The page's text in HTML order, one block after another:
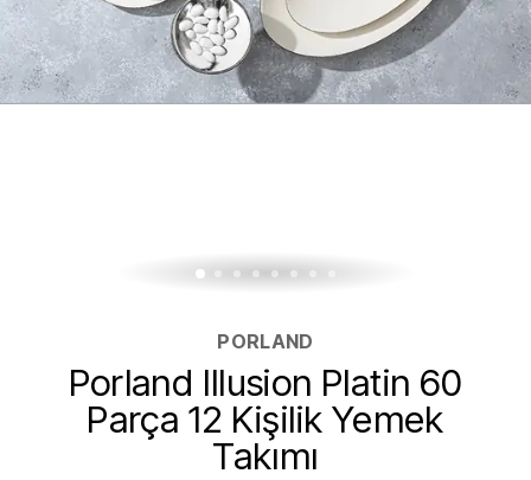
PORLAND
Porland Illusion Platin 60
Parça 12 Kişilik Yemek
Takımı